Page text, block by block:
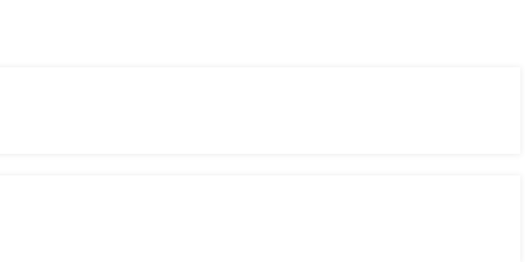
senza complicazioni.
del mercato.
piattaforme e dApp.